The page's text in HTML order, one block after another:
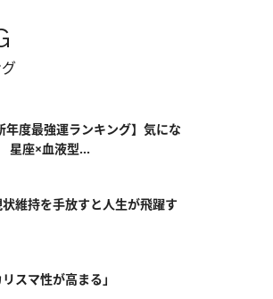
年度最強運ランキング】気にな
星座×血液型...
維持を手放すと人生が飛躍す
スマ性が高まる」